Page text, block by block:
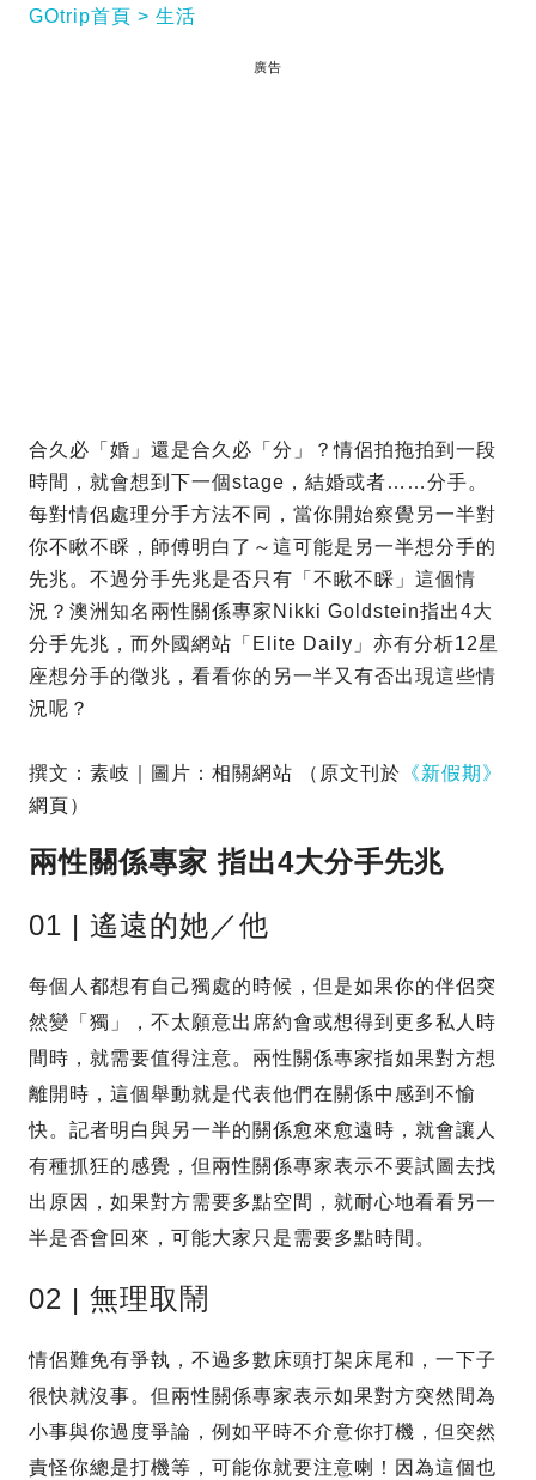
GOtrip首頁 生活
廣告
合久必「婚」還是合久必「分」？情侶拍拖拍到一段
時間，就會想到下一個stage，結婚或者……分手。
每對情侶處理分手方法不同，當你開始察覺另一半對
你不瞅不睬，師傅明白了～這可能是另一半想分手的
先兆。不過分手先兆是否只有「不瞅不睬」這個情
況？澳洲知名兩性關係專家Nikki Goldstein指出4大
分手先兆，而外國網站「Elite Daily」亦有分析12星
座想分手的徵兆，看看你的另一半又有否出現這些情
況呢？
撰文：素岐｜圖片：相關網站 （原文刊於 《新假期》
網頁）
兩性關係專家 指出4大分手先兆
01 | 遙遠的她／他
每個人都想有自己獨處的時候，但是如果你的伴侶突
然變「獨」，不太願意出席約會或想得到更多私人時
間時，就需要值得注意。兩性關係專家指如果對方想
離開時，這個舉動就是代表他們在關係中感到不愉
快。記者明白與另一半的關係愈來愈遠時，就會讓人
有種抓狂的感覺，但兩性關係專家表示不要試圖去找
出原因，如果對方需要多點空間，就耐心地看看另一
半是否會回來，可能大家只是需要多點時間。
02 | 無理取鬧
情侶難免有爭執，不過多數床頭打架床尾和，一下子
很快就沒事。但兩性關係專家表示如果對方突然間為
小事與你過度爭論，例如平時不介意你打機，但突然
責怪你總是打機等，可能你就要注意喇！因為這個也